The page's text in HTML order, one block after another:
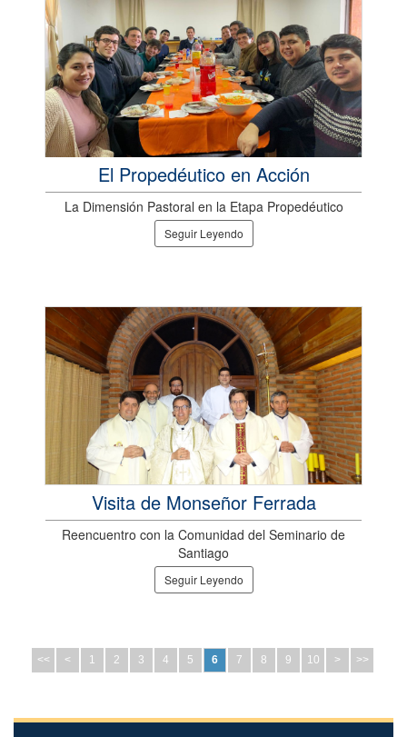
El Propedéutico en Acción
La Dimensión Pastoral en la Etapa Propedéutico
Seguir Leyendo
Visita de Monseñor Ferrada
Reencuentro con la Comunidad del Seminario de
Santiago
Seguir Leyendo
<< < 1 2 3 4 5 6 7 8 9 10 > >>